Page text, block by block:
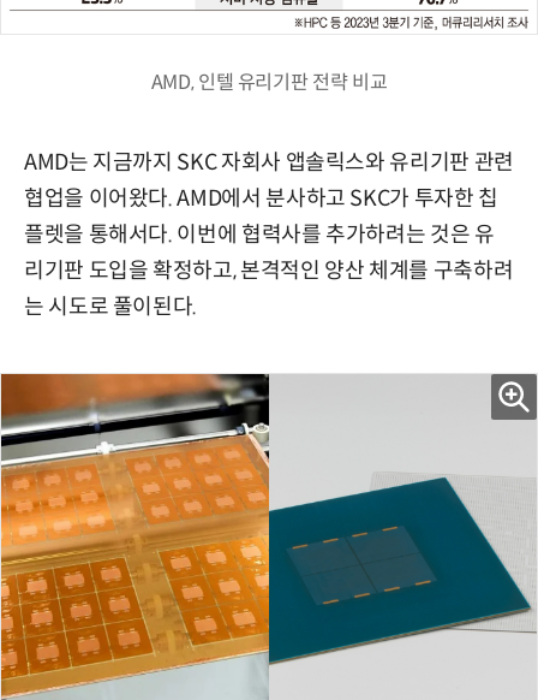
AMD, 인텔 유리기판 전략 비교
AMD는 지금까지 SKC 자회사 앱솔릭스와 유리기판 관련
협업을 이어왔다. AMD에서 분사하고 SKC가 투자한 칩
플렛을 통해서다. 이번에 협력사를 추가하려는 것은 유
리기판 도입을 확정하고, 본격적인 양산 체계를 구축하려
는 시도로 풀이된다.